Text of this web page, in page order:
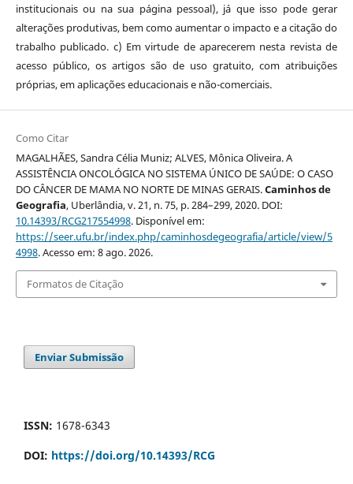
institucionais ou na sua página pessoal), já que isso pode gerar
alterações produtivas, bem como aumentar o impacto e a citação do
trabalho publicado. c) Em virtude de aparecerem nesta revista de
acesso público, os artigos são de uso gratuito, com atribuições
próprias, em aplicações educacionais e não-comerciais.
Como Citar
MAGALHÃES, Sandra Célia Muniz; ALVES, Mônica Oliveira. A
ASSISTÊNCIA ONCOLÓGICA NO SISTEMA ÚNICO DE SAÚDE: O CASO
DO CÂNCER DE MAMA NO NORTE DE MINAS GERAIS.Caminhos de
Geografia, Uberlândia, v. 21, n. 75, p. 284–299, 2020. DOI:
10.14393/RCG217554998. Disponível em:
https://seer.ufu.br/index.php/caminhosdegeografia/article/view/5
4998. Acesso em: 8 ago. 2026.
Formatos de Citação
Enviar Submissão
ISSN: 1678-6343
DOI: https://doi.org/10.14393/RCG